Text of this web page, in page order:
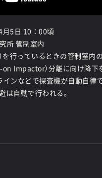
5日 10：00頃
所 管制室内
を行っているときの管制室内
on Impactor）分離に向け降
ンなどで探査機が自動自律
は自動で行われる。